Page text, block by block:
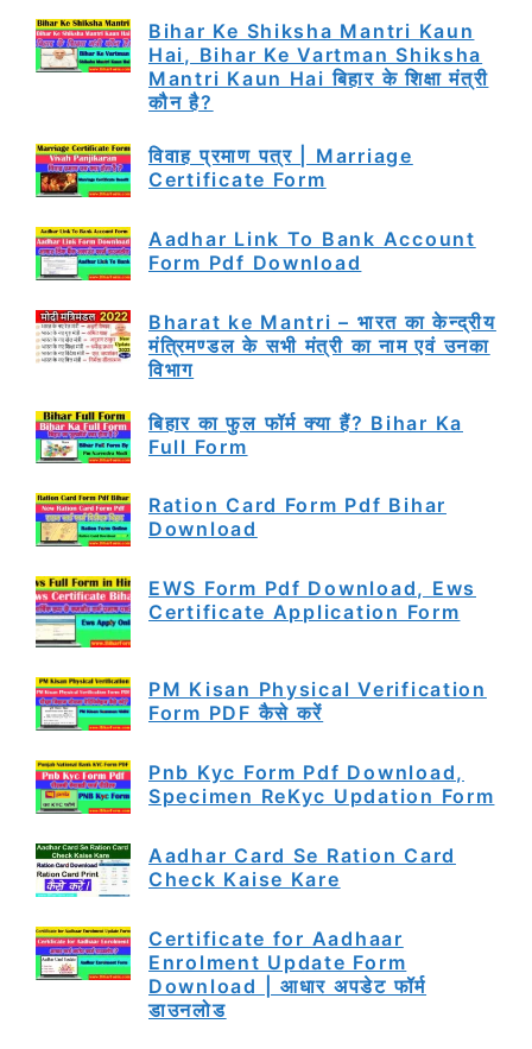
Bihar Ke Shiksha Mantri Kaun
Hai, Bihar Ke Vartman Shiksha
Mantri Kaun Hai बिहार के शिक्षा मंत्री
कौन है?
विवाह प्रमाण पत्र | Marriage
Certificate Form
Aadhar Link To Bank Account
Form Pdf Download
Bharat ke Mantri – भारत का केन्द्रीय
मंत्रिमण्डल के सभी मंत्री का नाम एवं उनका
विभाग
बिहार का फुल फॉर्म क्या हैं? Bihar Ka
Full Form
Ration Card Form Pdf Bihar
Download
EWS Form Pdf Download, Ews
Certificate Application Form
PM Kisan Physical Verification
Form PDF कैसे करें
Pnb Kyc Form Pdf Download,
Specimen ReKyc Updation Form
Aadhar Card Se Ration Card
Check Kaise Kare
Certificate for Aadhaar
Enrolment Update Form
Download | आधार अपडेट फॉर्म
डाउनलोड